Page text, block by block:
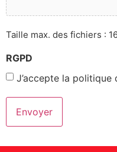
Taille max. des fichiers :
RGPD
J’accepte la